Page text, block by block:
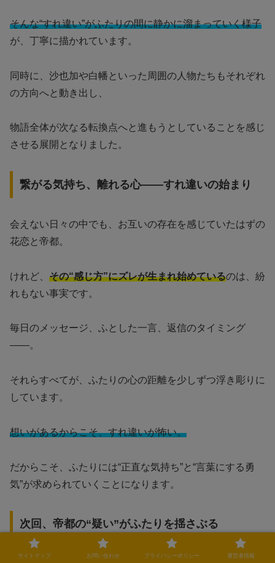
そんな“すれ違い”がふたりの間に静かに溜まっていく様子
が、丁寧に描かれています。
同時に、沙也加や白幡といった周囲の人物たちもそれぞれ
の方向へと動き出し、
物語全体が次なる転換点へと進もうとしていることを感じ
させる展開となりました。
繋がる気持ち、離れる心——すれ違いの始まり
会えない日々の中でも、お互いの存在を感じていたはずの
花恋と帝都。
けれど、 その“感じ方”にズレが生まれ始めているのは、紛
れもない事実です。
毎日のメッセージ、ふとした一言、返信のタイミング
――。
それらすべてが、ふたりの心の距離を少しずつ浮き彫りに
しています。
想いがあるからこそ、すれ違いが怖い。
だからこそ、ふたりには“正直な気持ち”と“言葉にする勇
気”が求められていくことになります。
次回、帝都の“疑い”がふたりを揺さぶる
サイトマップ お問い合わせ プライバシーポリシー 運営者情報